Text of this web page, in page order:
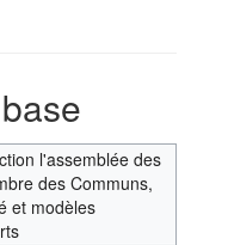
l'assemblée des
des Communs,
et modèles